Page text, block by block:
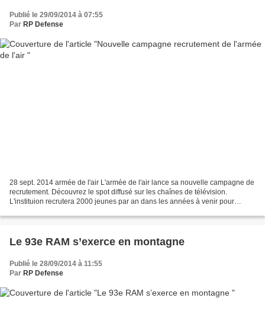
Publié le 29/09/2014 à 07:55
Par RP Defense
28 sept. 2014 armée de l'air L'armée de l'air lance sa nouvelle campagne de
recrutement. Découvrez le spot diffusé sur les chaînes de télévision.
L'instituion recrutera 2000 jeunes par an dans les années à venir pour
Le 93e RAM s’exerce en montagne
Publié le 28/09/2014 à 11:55
Par RP Defense